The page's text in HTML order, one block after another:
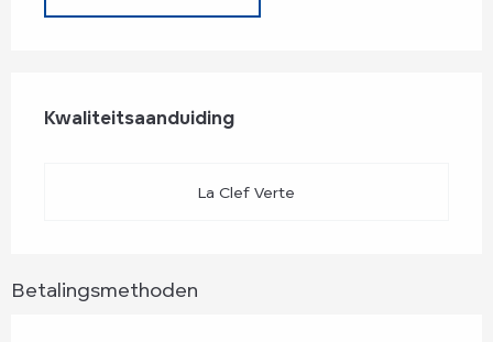
Kwaliteitsaanduiding
Kwaliteitsaanduiding
La Clef Verte
Betalingsmethoden